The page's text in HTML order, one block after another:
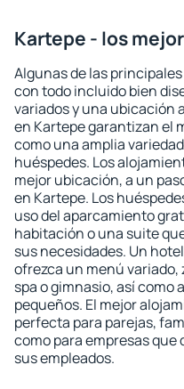
Kartepe - los
Algunas de las
con todo incluido bien
variados y una ubicación
en Kartepe garantizan el
como una amplia
huéspedes. Los
mejor ubicación, a un
en Kartepe. Los
uso del aparcamiento
habitación o una suite
sus necesidades. Un
ofrezca un menú variado,
spa o gimnasio, así como
pequeños. El mejor
perfecta para parejas,
como para empresas
sus empleados.